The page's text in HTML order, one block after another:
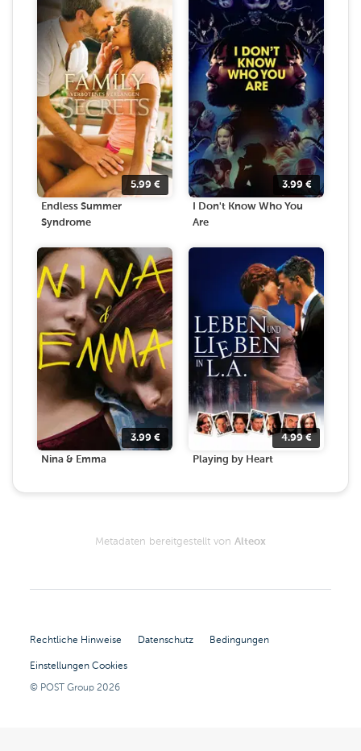
5.99 €
Endless Summer
Syndrome
3.99 €
I Don't Know Who You
Are
3.99 €
Nina & Emma
4.99€
Playing by Heart
Metadaten bereitgestellt von Alteox
Rechtliche Hinweise Datenschutz Bedingungen
Einstellungen Cookies
© POST Group2026